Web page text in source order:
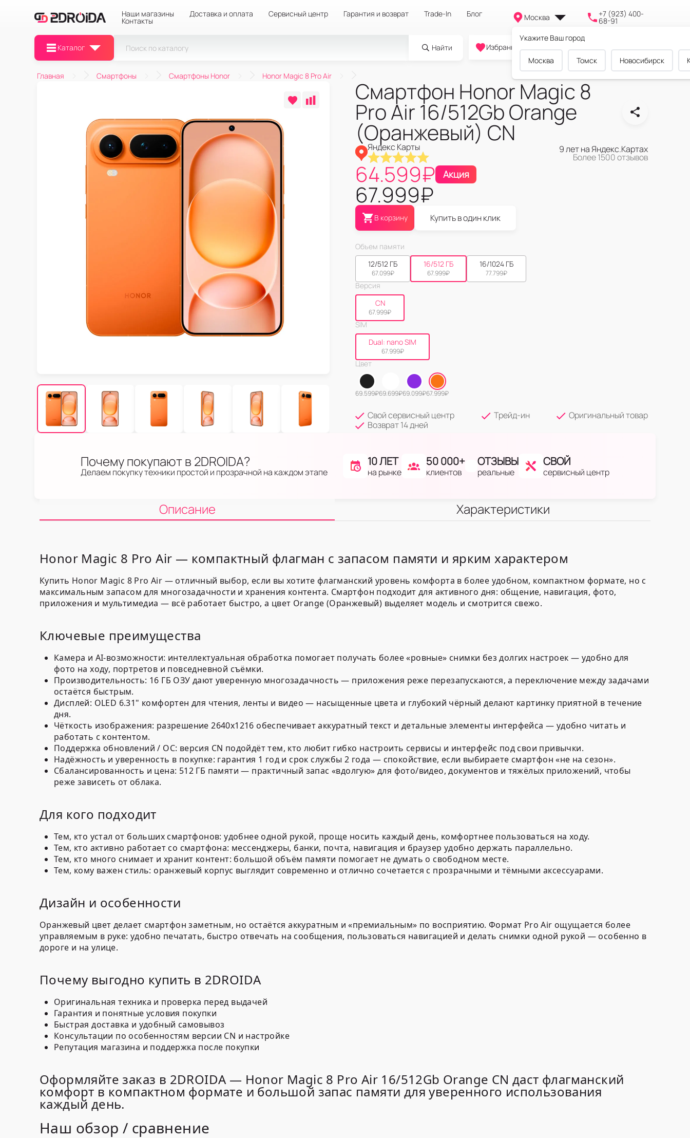
Наши магазины Доставка и оплата Сервисный центр Гарантия и возврат Trade-In Блог
Контакты Москва
Укажите Ваш город
Москва Томск Новосибирск
+7 (923) 400-
68-91
Каталог Найти
0
Избранное Cравнение Корзина
Главная Смартфоны Смартфоны Honor Honor Magic 8 Pro Air
Смартфон Honor Magic 8
Pro Air 16/512Gb Orange
(Оранжевый) CN
Яндекс Карты 9 лет на Яндекс.Картах
Более 1500 отзывов
64.599₽ Акция
67.999₽
В корзину Купить в один клик
Объем памяти
12/512 ГБ
67.099₽
16/512 ГБ
67.999₽
16/1024 ГБ
77.799₽
Версия
CN
67.999₽
SIM
Dual: nano SIM
67.999₽
Цвет
69.599₽69.699₽69.099₽67.999₽
Свой сервисный центр Трейд-ин
Оригинальный товар
Возврат 14 дней
Почему покупают в 2DROIDA?
Делаем покупку техники простой и прозрачной на каждом этапе
10 ЛЕТ
на рынке
50 000+
клиентов
ОТЗЫВЫ
реальные
СВОЙ
сервисный центр
Описание Характеристики
Honor Magic 8 Pro Air — компактный флагман с запасом памяти и ярким характером
Купить Honor Magic 8 Pro Air — отличный выбор, если вы хотите флагманский уровень комфорта в более удобном, компактном формате, но с
максимальным запасом для многозадачности и хранения контента. Смартфон подходит для активного дня: общение, навигация, фото,
приложения и мультимедиа — всё работает быстро, а цвет Orange (Оранжевый) выделяет модель и смотрится свежо.
Ключевые преимущества
Камера и AI-возможности: интеллектуальная обработка помогает получать более «ровные» снимки без долгих настроек — удобно для
фото на ходу, портретов и повседневной съёмки.
Производительность: 16 ГБ ОЗУ дают уверенную многозадачность — приложения реже перезапускаются, а переключение между задачами
остаётся быстрым.
Дисплей: OLED 6.31" комфортен для чтения, ленты и видео — насыщенные цвета и глубокий чёрный делают картинку приятной в течение
дня.
Чёткость изображения: разрешение 2640x1216 обеспечивает аккуратный текст и детальные элементы интерфейса — удобно читать и
работать с контентом.
Поддержка обновлений / ОС: версия CN подойдёт тем, кто любит гибко настроить сервисы и интерфейс под свои привычки.
Надёжность и уверенность в покупке: гарантия 1 год исрок службы 2 года — спокойствие, если выбираете смартфон «не на сезон».
Сбалансированность и цена: 512 ГБ памяти — практичный запас «вдолгую» для фото/видео, документов и тяжёлых приложений, чтобы
реже зависеть от облака.
Для кого подходит
Тем, кто устал от больших смартфонов: удобнее одной рукой, проще носить каждый день, комфортнее пользоваться на ходу.
Тем, кто активно работает со смартфона: мессенджеры, банки, почта, навигация и браузер удобно держать параллельно.
Тем, кто много снимает и хранит контент: большой объём памяти помогает не думать о свободном месте.
Тем, кому важен стиль: оранжевый корпус выглядит современно и отлично сочетается с прозрачными и тёмными аксессуарами.
Дизайн и особенности
Оранжевый цвет делает смартфон заметным, но остаётся аккуратным и «премиальным» по восприятию. Формат Pro Air ощущается более
управляемым в руке: удобно печатать, быстро отвечать на сообщения, пользоваться навигацией и делать снимки одной рукой — особенно в
дороге и на улице.
Почему выгодно купить в 2DROIDA
Оригинальная техника и проверка перед выдачей
Гарантия и понятные условия покупки
Быстрая доставка и удобный самовывоз
Консультации по особенностям версии CN и настройке
Репутация магазина и поддержка после покупки
Оформляйте заказ в 2DROIDA — Honor Magic 8 Pro Air 16/512Gb Orange CN даст флагманский
комфорт в компактном формате и большой запас памяти для уверенного использования
каждый день.
Наш обзор / сравнение